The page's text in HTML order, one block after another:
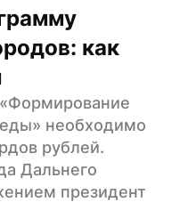
как
необходимо
рублей.
Дальнего
президент